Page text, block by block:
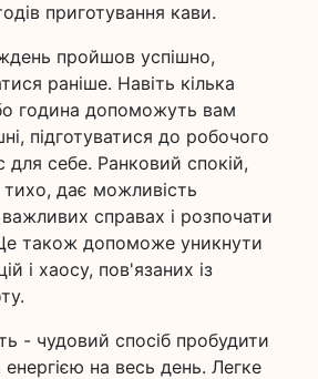
приготування кави.
пройшов успішно,
раніше. Навіть кілька
година допоможуть вам
підготуватися до робочого
для себе. Ранковий спокій,
дає можливість
справах і розпочати
також допоможе уникнути
і хаосу, пов'язаних із
- чудовий спосіб пробудити
енергією на весь день. Легке